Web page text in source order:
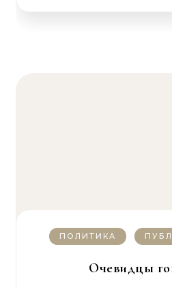
ПОЛИТИКА
Очевидцы